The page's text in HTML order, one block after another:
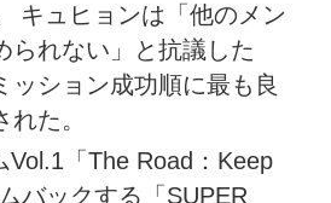
キュヒョンは「他のメン
られない」と抗議した
ッション成功順に最も良
た。
Vol.1「The Road：Keep
バックする「SUPER